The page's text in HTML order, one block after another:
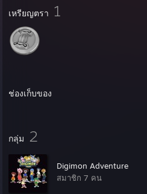
เหรียญตรา 1
ช่องเก็บของ
กลุ่ม 2
Digimon Adventure
สมาชิก 7 คน